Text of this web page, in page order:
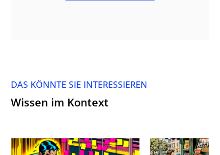
DAS KÖNNTE SIE INTERESSIEREN
Wissen im Kontext